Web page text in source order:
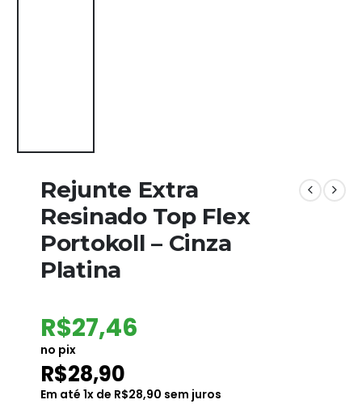
Rejunte Extra
Resinado Top Flex
Portokoll – Cinza
Platina
R$27,46
no pix
R$28,90
Em até 1x de R$28,90 sem juros